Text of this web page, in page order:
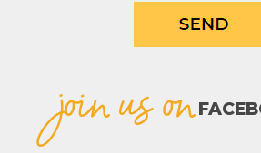
join us on